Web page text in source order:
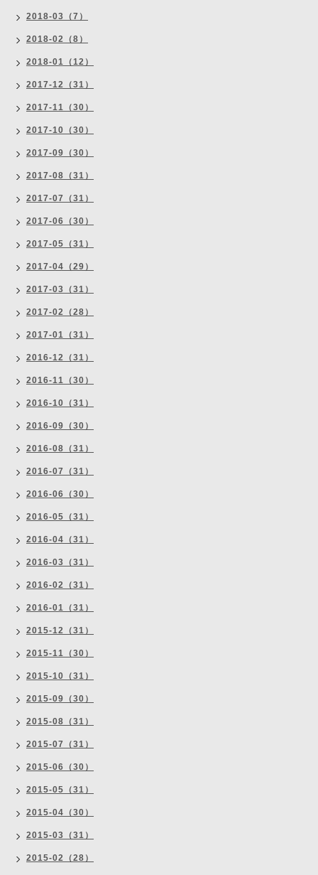
2018-03（7）
2018-02（8）
2018-01（12）
2017-12（31）
2017-11（30）
2017-10（30）
2017-09（30）
2017-08（31）
2017-07（31）
2017-06（30）
2017-05（31）
2017-04（29）
2017-03（31）
2017-02（28）
2017-01（31）
2016-12（31）
2016-11（30）
2016-10（31）
2016-09（30）
2016-08（31）
2016-07（31）
2016-06（30）
2016-05（31）
2016-04（31）
2016-03（31）
2016-02（31）
2016-01（31）
2015-12（31）
2015-11（30）
2015-10（31）
2015-09（30）
2015-08（31）
2015-07（31）
2015-06（30）
2015-05（31）
2015-04（30）
2015-03（31）
2015-02（28）